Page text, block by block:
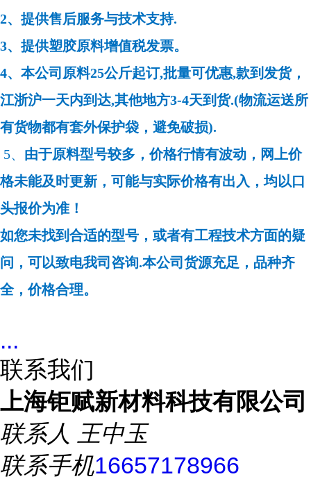
2、提供售后服务与技术支持.
3、提供塑胶原料增值税发票。
4、本公司原料25公斤起订,批量可优惠,款到发货，
江浙沪一天内到达,其他地方3-4天到货.(物流运送所
有货物都有套外保护袋，避免破损).
5、 由于原料型号较多，价格行情有波动，网上价
格未能及时更新，可能与实际价格有出入，均以口
头报价为准！
如您未找到合适的型号，或者有工程技术方面的疑
问，可以致电我司咨询.本公司货源充足，品种齐
全，价格合理。
...
联系我们
上海钜赋新材料科技有限公司
联系人 王中玉
联系手机16657178966